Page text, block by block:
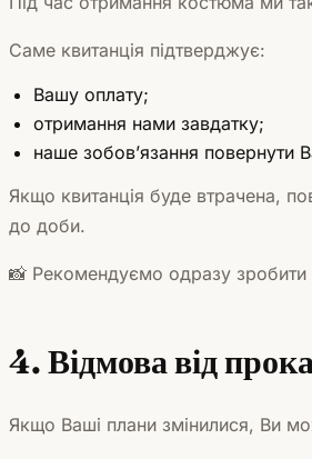
Саме квитанція підтверджує:
Вашу оплату;
отримання нами завдатку;
наше зобовʼязання повернути
Якщо квитанція буде втрачена,
до доби.
📸 Рекомендуємо одразу зробити
4. Відмова від
Якщо Ваші плани змінилися, Ви